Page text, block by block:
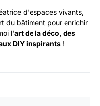
d'espaces vivants,
du bâtiment pour enrichir
l'art de la déco, des
DIY inspirants!